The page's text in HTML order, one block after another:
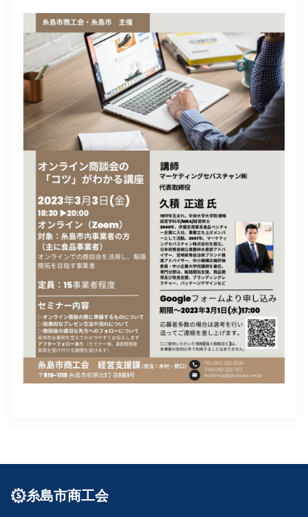
糸島市商工会